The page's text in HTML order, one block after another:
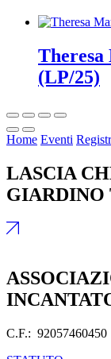
Theresa
(LP/25)
Home Eventi
LASCIA
GIARDINO
C.F.: 92057460450